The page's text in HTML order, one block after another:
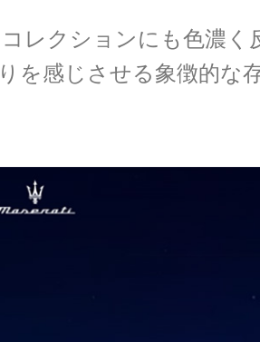
レクションにも色濃く
感じさせる象徴的な